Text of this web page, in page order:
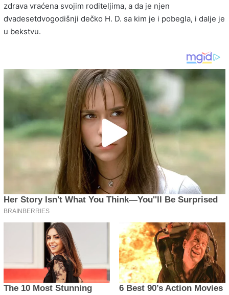
zdrava vraćena svojim roditeljima, a da je njen
dvadesetdvogodišnji dečko H. D. sa kim je i pobegla, i dalje je
u bekstvu.